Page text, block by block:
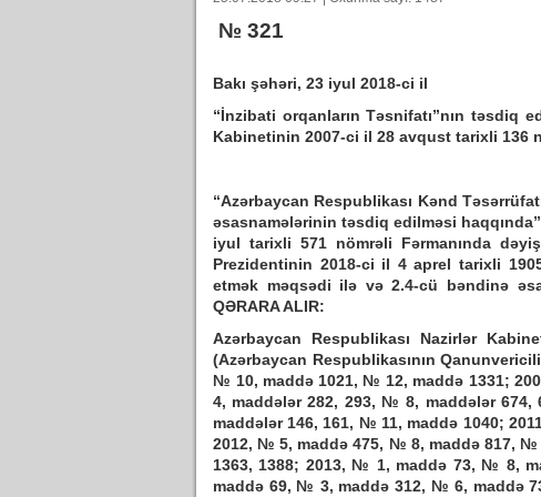
№ 321
Bakı şəhəri, 23 iyul 2018-ci il
“İnzibati orqanların Təsnifatı”nın təsdiq
Kabinetinin 2007-ci il 28 avqust tarixli 136
“Azərbaycan Respublikası Kənd
əsasnamələrinin təsdiq edilməsi
iyul tarixli 571 nömrəli Fərmanında
Prezidentinin 2018-ci il 4 aprel tarixli
etmək məqsədi ilə və 2.4-cü bəndinə
QƏRARA ALIR:
Azərbaycan Respublikası Nazirlər
(Azərbaycan Respublikasının
№ 10, maddə 1021, № 12, maddə
4, maddələr 282, 293, № 8, maddələr
maddələr 146, 161, № 11, maddə 1040;
2012, № 5, maddə 475, № 8, maddə 817,
1363, 1388; 2013, № 1, maddə 73, № 8,
maddə 69, № 3, maddə 312, № 6, maddə